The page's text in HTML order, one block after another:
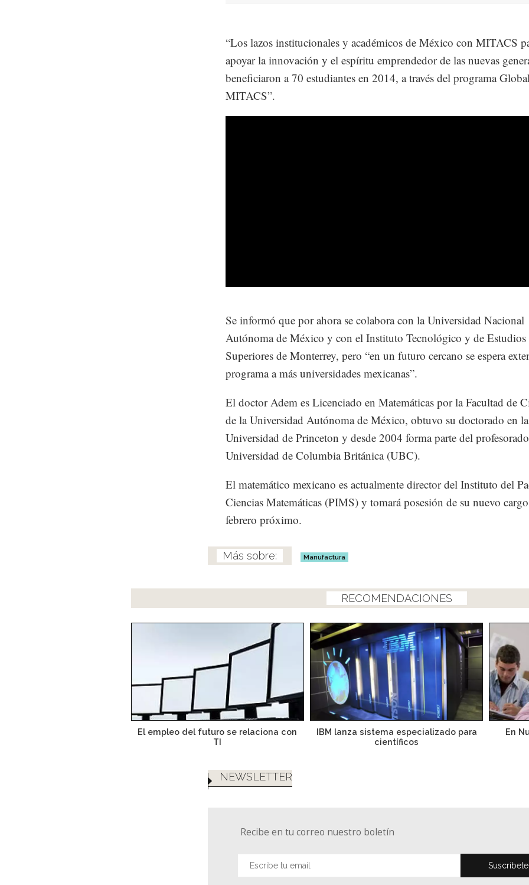
“Los lazos institucionales y académicos de México con MITACS
apoyar la innovación y el espíritu emprendedor de las nuevas
beneficiaron a 70 estudiantes en 2014, a través del programa
MITACS”.
Se informó que por ahora se colabora con la Universidad Nacional
Autónoma de México y con el Instituto Tecnológico y de Estudios
Superiores de Monterrey, pero “en un futuro cercano se espera
programa a más universidades mexicanas”.
El doctor Adem es Licenciado en Matemáticas por la Facultad de
de la Universidad Autónoma de México, obtuvo su doctorado en la
Universidad de Princeton y desde 2004 forma parte del
Universidad de Columbia Británica (UBC).
El matemático mexicano es actualmente director del Instituto del
Ciencias Matemáticas (PIMS) y tomará posesión de su nuevo
febrero próximo.
Manufactura
RECOMENDACIONES
El empleo del futuro se relaciona con
TI
IBM lanza sistema especializado para
científicos
En
NEWSLETTER
Recibe en tu correo nuestro boletín